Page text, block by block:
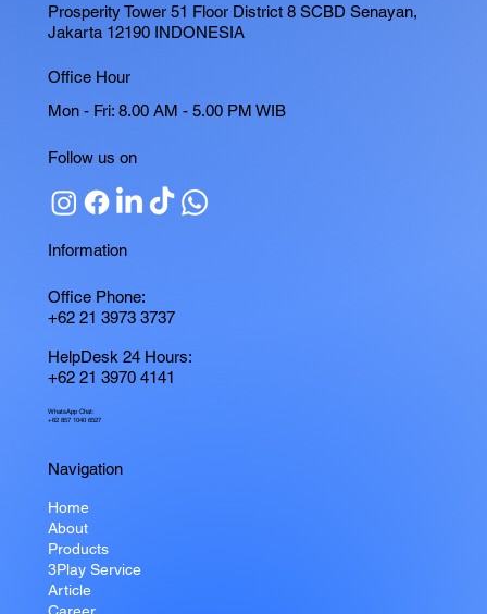
Prosperity Tower 51 Floor District 8 SCBD Senayan,
Jakarta 12190 INDONESIA
Office Hour
Mon - Fri: 8.00 AM - 5.00 PM WIB
Follow us on
Information
Office Phone:
+62 21 3973 3737
HelpDesk 24 Hours:
+62 21 3970 4141
WhatsApp Chat:
+62 857 1040 6527
Navigation
Home
About
Products
3Play Service
Article